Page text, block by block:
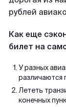
рублей
Как еще
билет на
У разных
различаются
Лететь
конечных